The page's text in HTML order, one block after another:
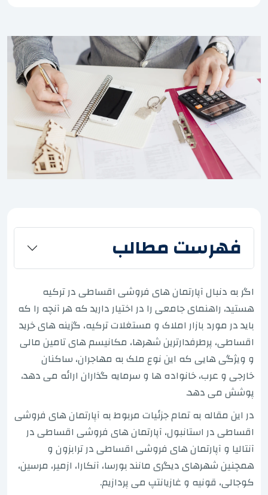
فهرست مطالب
اگر به دنبال آپارتمان های فروشی اقساطی در ترکیه
هستید، راهنمای جامعی را در اختیار دارید که هر آنچه را که
باید در مورد بازار املاک و مستغلات ترکیه، گزینه های خرید
اقساطی، پرطرفدارترین شهرها، مکانیسم های تامین مالی
و ویژگی هایی که این نوع ملک به مهاجران، ساکنان
خارجی و عرب، خانواده ها و سرمایه گذاران ارائه می دهد،
پوشش می دهد.
در این مقاله به تمام جزئیات مربوط به آپارتمان های فروشی
اقساطی در استانبول، آپارتمان های فروشی اقساطی در
آنتالیا و آپارتمان های فروشی اقساطی در ترابزون و
همچنین شهرهای دیگری مانند بورسا، آنکارا، ازمیر، مرسین،
کوجالی، قونیه و غازیانتپ می پردازیم.